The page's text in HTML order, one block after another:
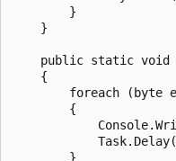
        }
    }
public static void
    {
foreach (byte
        {
        }